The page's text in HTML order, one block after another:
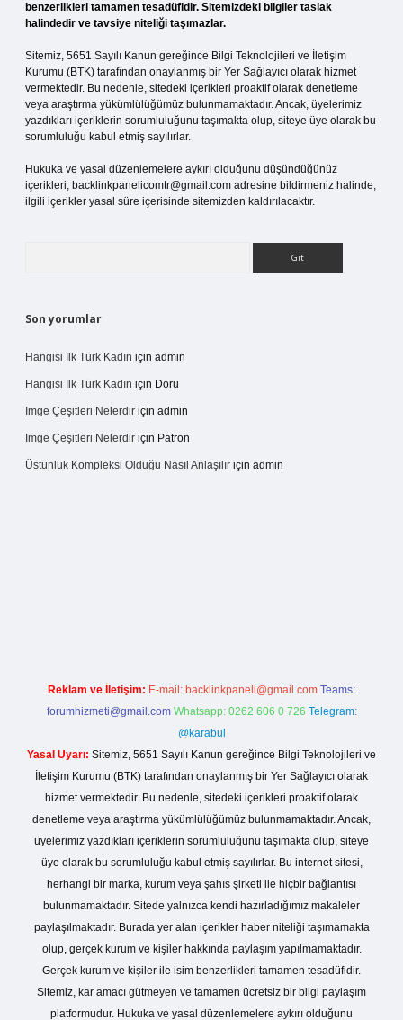
benzerlikleri tamamen tesadüfidir. Sitemizdeki bilgiler taslak
halindedir ve tavsiye niteliği taşımazlar.
Sitemiz, 5651 Sayılı Kanun gereğince Bilgi Teknolojileri ve İletişim
Kurumu (BTK) tarafından onaylanmış bir Yer Sağlayıcı olarak hizmet
vermektedir. Bu nedenle, sitedeki içerikleri proaktif olarak denetleme
veya araştırma yükümlülüğümüz bulunmamaktadır. Ancak, üyelerimiz
yazdıkları içeriklerin sorumluluğunu taşımakta olup, siteye üye olarak bu
sorumluluğu kabul etmiş sayılırlar.
Hukuka ve yasal düzenlemelere aykırı olduğunu düşündüğünüz
içerikleri, backlinkpanelicomtr@gmail.com adresine bildirmeniz halinde,
ilgili içerikler yasal süre içerisinde sitemizden kaldırılacaktır.
Son yorumlar
Hangisi Ilk Türk Kadın için admin
Hangisi Ilk Türk Kadın için Doru
Imge Çeşitleri Nelerdir için admin
Imge Çeşitleri Nelerdir için Patron
Üstünlük Kompleksi Olduğu Nasıl Anlaşılır için admin
Reklam ve İletişim: E-mail: backlinkpaneli@gmail.com Teams:
forumhizmeti@gmail.com Whatsapp: 0262 606 0 726 Telegram:
@karabul
Yasal Uyarı: Sitemiz, 5651 Sayılı Kanun gereğince Bilgi Teknolojileri ve
İletişim Kurumu (BTK) tarafından onaylanmış bir Yer Sağlayıcı olarak
hizmet vermektedir. Bu nedenle, sitedeki içerikleri proaktif olarak
denetleme veya araştırma yükümlülüğümüz bulunmamaktadır. Ancak,
üyelerimiz yazdıkları içeriklerin sorumluluğunu taşımakta olup, siteye
üye olarak bu sorumluluğu kabul etmiş sayılırlar. Bu internet sitesi,
herhangi bir marka, kurum veya şahıs şirketi ile hiçbir bağlantısı
bulunmamaktadır. Sitede yalnızca kendi hazırladığımız makaleler
paylaşılmaktadır. Burada yer alan içerikler haber niteliği taşımamakta
olup, gerçek kurum ve kişiler hakkında paylaşım yapılmamaktadır.
Gerçek kurum ve kişiler ile isim benzerlikleri tamamen tesadüfidir.
Sitemiz, kar amacı gütmeyen ve tamamen ücretsiz bir bilgi paylaşım
platformudur. Hukuka ve yasal düzenlemelere aykırı olduğunu